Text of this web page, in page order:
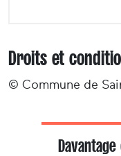
Droits et
© Commune de